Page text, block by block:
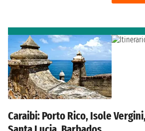
Caraibi: Porto Rico, Isole